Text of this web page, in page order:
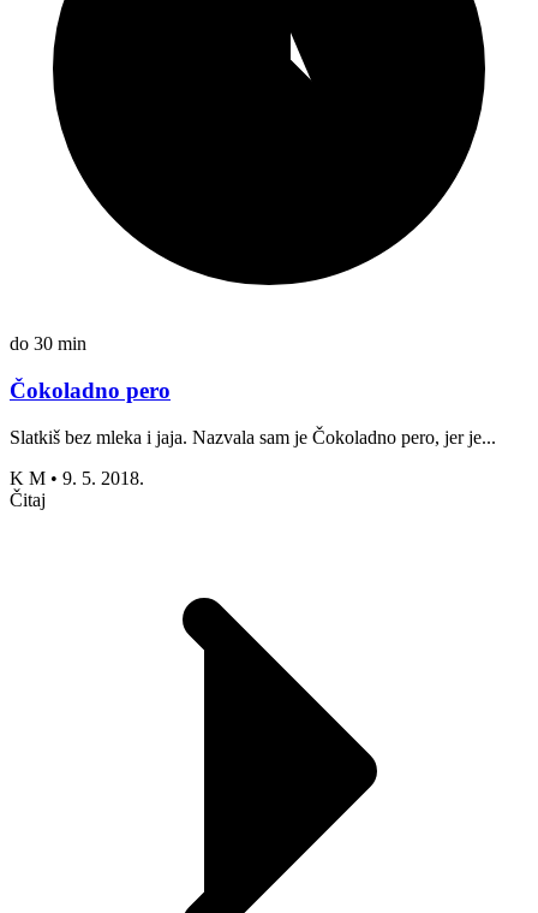
do 30 min
Čokoladno pero
Slatkiš bez mleka i jaja. Nazvala sam je Čokoladno pero, jer je...
K M • 9. 5. 2018.
Čitaj